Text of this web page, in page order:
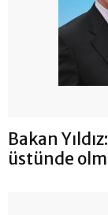
Bakan
üstünde